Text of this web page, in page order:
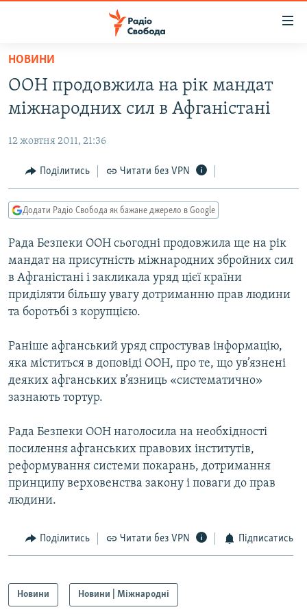
Перейти
основного
матеріалу
до
навігації
Перейти
до
ВСЕ ЗА ДОБУ
ПОЛІТИКА
ЕКОНОМІКА
КУЛЬТУРА
СПОРТ
УКРАЇНА
СВІТ
ВІЙНА
РОСІЙСЬКА «ФІЛЬТРАЦІЯ»
КРИМ.РЕАЛІЇ
ТИ ЯК?
СХЕМИ
КИТАЙ.ВИКЛИКИ
МУЛЬТИМЕДІА
ФОТО
СПЕЦПРОЄКТИ
ПОДКАСТИ
КРИМ РЕАЛІЇ
РУС
УКР
КТАТ
ДОЛУЧАЙСЯ!
НОВИНИ
ООН продовжила на рік мандат
міжнародних сил в Афганістані
12 жовтня 2011, 21:36
Поділитись Читати без VPN
Додати Радіо Свобода як бажане джерело в Google
Рада Безпеки ООН сьогодні продовжила ще на рік
мандат на присутність міжнародних збройних сил
в Афганістані і закликала уряд цієї країни
приділяти більшу увагу дотриманню прав людини
та боротьбі з корупцією.
Раніше афганський уряд спростував інформацію,
яка міститься в доповіді ООН, про те, що ув’язнені
деяких афганських в’язниць «систематично»
зазнають тортур.
Рада Безпеки ООН наголосила на необхідності
посилення афганських правових інститутів,
реформування системи покарань, дотримання
принципу верховенства закону і поваги до прав
людини.
Поділитись Читати без VPN Підписатись
Новини Новини | Міжнародні